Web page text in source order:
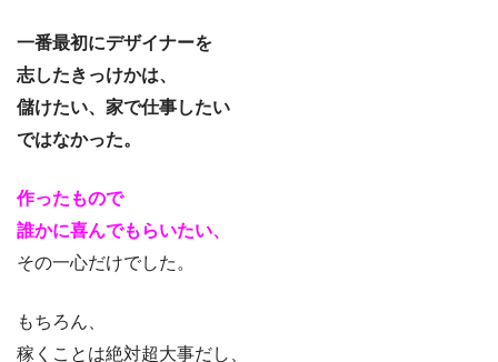
一番最初にデザイナーを
志したきっけかは、
儲けたい、家で仕事したい
ではなかった。
作ったもので
誰かに喜んでもらいたい、
その一心だけでした。
もちろん、
稼くことは絶対超大事だし、